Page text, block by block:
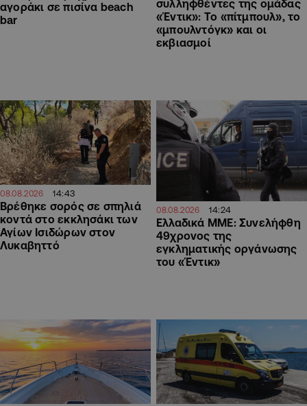
αγοράκι σε πισίνα beach
bar
συλληφθέντες της ομάδας
«Έντικ»: Το «πίτμπουλ», το
«μπουλντόγκ» και οι
εκβιασμοί
08.08.2026 14:43
Βρέθηκε σορός σε σπηλιά
κοντά στο εκκλησάκι των
Αγίων Ισιδώρων στον
Λυκαβηττό
08.08.2026 14:24
Ελλαδικά ΜΜΕ: Συνελήφθη
49χρονος της
εγκληματικής οργάνωσης
του «Έντικ»